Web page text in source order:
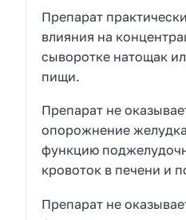
Препарат
влияния на
сыворотке натощак
пищи.
Препарат не
опорожнение
функцию
кровоток в печени и
Препарат не